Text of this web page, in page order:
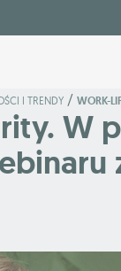
I TRENDY / WORK-
W